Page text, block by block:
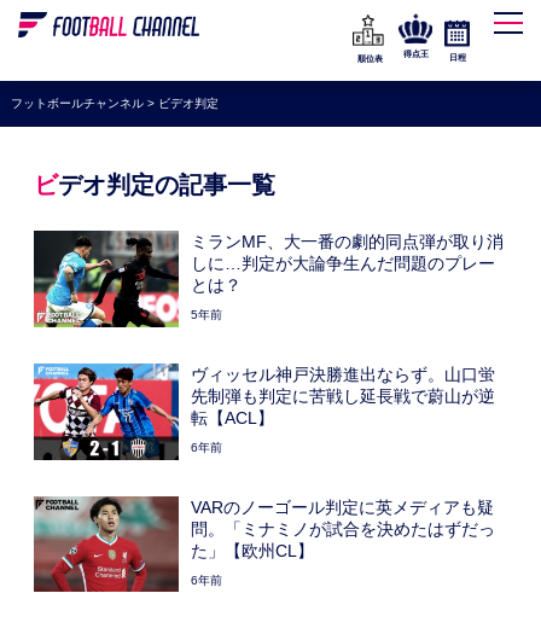
WEリーグ
海外サッカー
プレミアリーグ
ラ・リーガ
ブンデスリーガ
UEFA
高校サッカー
動画
順位表
得点王 日程
フットボールチャンネル> ビデオ判定
ビデオ判定の記事一覧
ミランMF、大一番の劇的同点弾が取り消
しに…判定が大論争生んだ問題のプレー
とは？
5年前
ヴィッセル神戸決勝進出ならず。山口蛍
先制弾も判定に苦戦し延長戦で蔚山が逆
転【ACL】
6年前
VARのノーゴール判定に英メディアも疑
問。「ミナミノが試合を決めたはずだっ
た」【欧州CL】
6年前